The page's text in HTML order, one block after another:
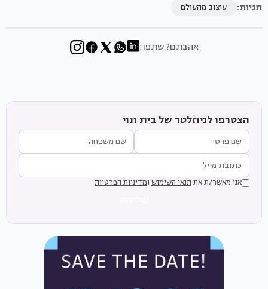
תגיות: עיצוב מהעולם
אהבתם? שתפו:
הצטרפו לניוזלטר של בית ונוי
אני מאשר/ת את תנאי השימוש ומדיניות הפרטיות